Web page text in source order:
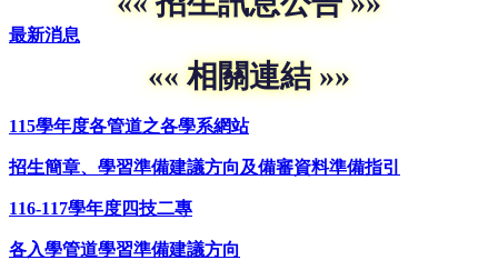
最新消息
«« 相關連結 »»
115學年度各管道之各學系網站
招生簡章、學習準備建議方向及備審資料準備指引
116-117學年度四技二專
各入學管道學習準備建議方向